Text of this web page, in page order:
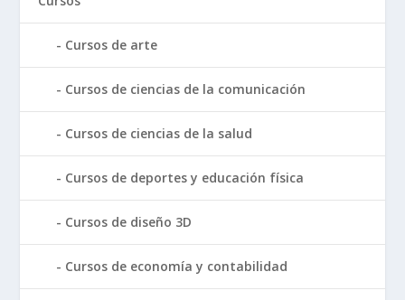
Cursos de arte
Cursos de ciencias de la comunicación
Cursos de ciencias de la salud
Cursos de deportes y educación física
Cursos de diseño 3D
Cursos de economía y contabilidad